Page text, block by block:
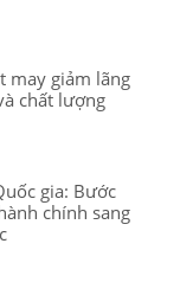
may giảm lãng
chất lượng
gia: Bước
chính sang